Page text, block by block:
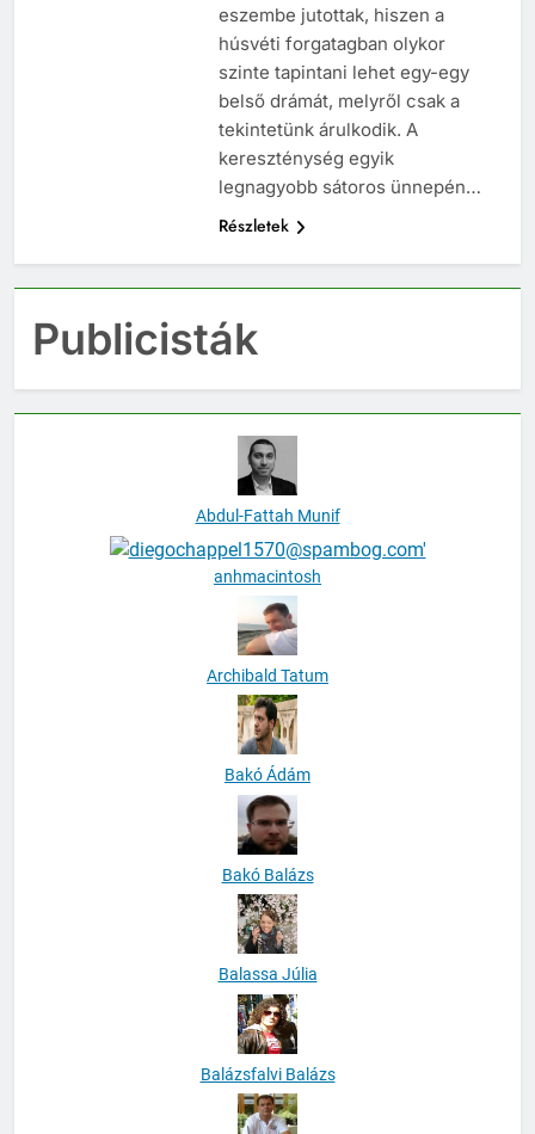
eszembe jutottak, hiszen a
húsvéti forgatagban olykor
szinte tapintani lehet egy-egy
belső drámát, melyről csak a
tekintetünk árulkodik. A
kereszténység egyik
legnagyobb sátoros ünnepén…
Részletek
Publicisták
Abdul-Fattah Munif
anhmacintosh
Archibald Tatum
Bakó Ádám
Bakó Balázs
Balassa Júlia
Balázsfalvi Balázs